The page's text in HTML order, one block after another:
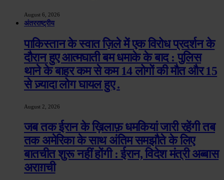
August 6, 2026
अंतरराष्ट्रीय
पाकिस्तान के स्वात ज़िले में एक विरोध प्रदर्शन के
दौरान हुए आत्मघाती बम धमाके के बाद : पुलिस
थाने के बाहर कम से कम 14 लोगों की मौत और 15
से ज़्यादा लोग घायल हुए .
August 2, 2026
जब तक ईरान के ख़िलाफ़ धमकियां जारी रहेंगी तब
तक अमेरिका के साथ अंतिम समझौते के लिए
बातचीत शुरू नहीं होंगी : ईरान, विदेश मंत्री अब्बास
अराग़ची